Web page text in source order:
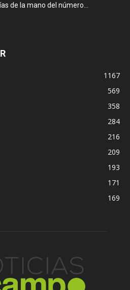
de la mano del número...
1167
569
358
284
216
209
193
171
169